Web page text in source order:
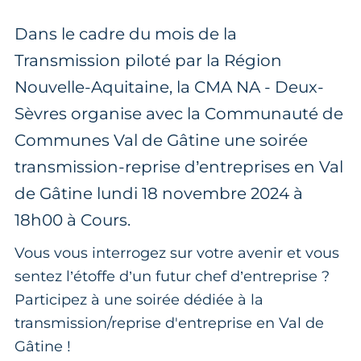
Dans le cadre du mois de la
Transmission piloté par la Région
Nouvelle-Aquitaine, la CMA NA - Deux-
Sèvres organise avec la Communauté de
Communes Val de Gâtine une soirée
transmission-reprise d’entreprises en Val
de Gâtine lundi 18 novembre 2024 à
18h00 à Cours.
Vous vous interrogez sur votre avenir et vous
sentez l’étoffe d’un futur chef d’entreprise ?
Participez à une soirée dédiée à la
transmission/reprise d'entreprise en Val de
Gâtine !